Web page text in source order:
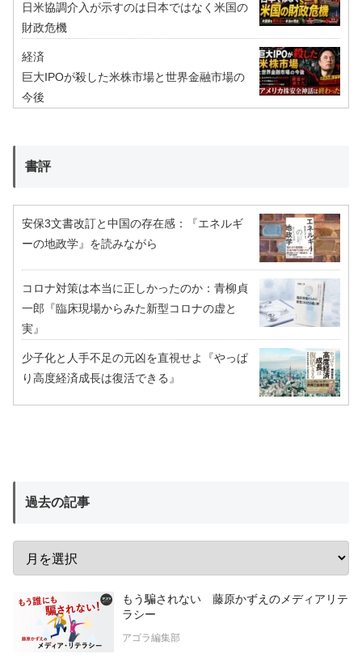
日米協調介入が示すのは日本ではなく米国の
財政危機
経済
巨大IPOが殺した米株市場と世界金融市場の
今後
書評
安保3文書改訂と中国の存在感：『エネルギ
ーの地政学』を読みながら
コロナ対策は本当に正しかったのか：青柳貞
一郎『臨床現場からみた新型コロナの虚と
実』
少子化と人手不足の元凶を直視せよ『やっぱ
り高度経済成長は復活できる』
過去の記事
もう騙されない 藤原かずえのメディアリテ
ラシー
アゴラ編集部